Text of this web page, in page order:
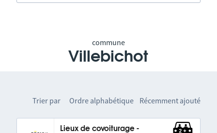
commune
Villebichot
Trier par Ordre alphabétique Récemment ajouté
Lieux de covoiturage -